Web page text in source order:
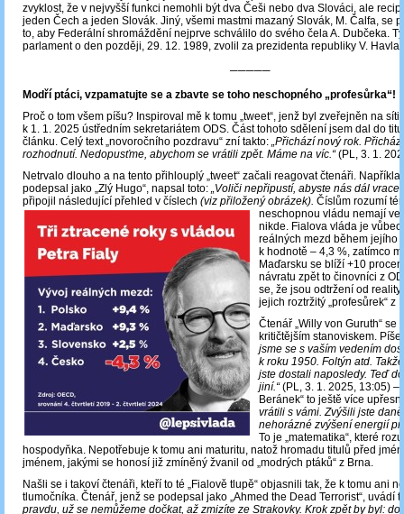
zvyklost, že v nejvyšší funkci nemohli být dva Češi nebo dva Slováci, ale
jeden Čech a jeden Slovák. Jiný, všemi mastmi mazaný Slovák, M. Čalfa, se
to, aby Federální shromáždění nejprve schválilo do svého čela A. Dubčeka.
parlament o den později, 29. 12. 1989, zvolil za prezidenta republiky V. Havla.
─────
Modří ptáci, vzpamatujte se a zbavte se toho neschopného „profesůrka“!
Proč o tom všem píšu? Inspiroval mě k tomu „tweet“, jenž byl zveřejněn na síti
k 1. 1. 2025 ústředním sekretariátem ODS. Část tohoto sdělení jsem dal do
článku. Celý text „novoročního pozdravu“ zní takto: „Přichází nový rok.
rozhodnutí. Nedopusťme, abychom se vrátili zpět. Máme na víc.“(PL, 3. 1.
Netrvalo dlouho a na tento přihlouplý „tweet“ začali reagovat čtenáři.
podepsal jako „Zlý Hugo“, napsal toto: „Voliči nepřipustí, abyste nás dál
připojil následující přehled v číslech (viz přiložený obrázek). Číslům rozumí
neschopnou vládu nemají ve
nikde. Fialova vláda je
reálných mezd během jejího
k hodnotě ‒ 4,3 %, zatímco
Maďarsku se blíží +10
návratu zpět to činovníci z
se, že jsou odtržení od
jejich roztržitý „profesůrek“ z
Čtenář „Willy von Guruth“ se
kritičtějším stanoviskem.
jsme se s vaším vedením
k roku 1950. Foltýn atd.
jste dostali naposledy. Teď
jiní.“(PL, 3. 1. 2025, 13:05) ‒
Beránek“ to ještě více
vrátili s vámi. Zvýšili jste
nehorázné zvýšení energií
To je „matematika“, které
hospodyňka. Nepotřebuje k tomu ani maturitu, natož hromadu titulů před
jménem, jakými se honosí již zmíněný žvanil od „modrých ptáků“ z Brna.
Našli se i takoví čtenáři, kteří to té „Fialově tlupě“ objasnili tak, že k tomu ani
tlumočníka. Čtenář, jenž se podepsal jako „Ahmed the Dead Terrorist“, uvádí
pravdu, už se nemůžeme dočkat, až zmizíte ze Strakovky. Krok zpět by byl: